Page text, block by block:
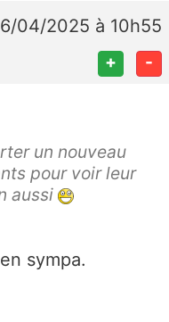
04/2025 à 10h55
+ -
un nouveau
pour voir leur
aussi
sympa.